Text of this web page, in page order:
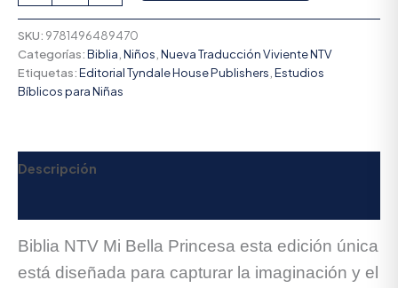
SKU: 9781496489470
Categorías:Biblia Niños Nueva Traducción Viviente NTV
Etiquetas:Editorial Tyndale House Publishers Estudios
Bíblicos para Niñas
Descripción
Biblia NTV Mi Bella Princesa esta edición única
está diseñada para capturar la imaginación y el